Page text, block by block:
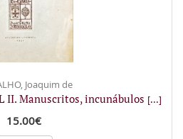
Joaquim de
II. Manuscritos, incunábulos [...]
15.00€